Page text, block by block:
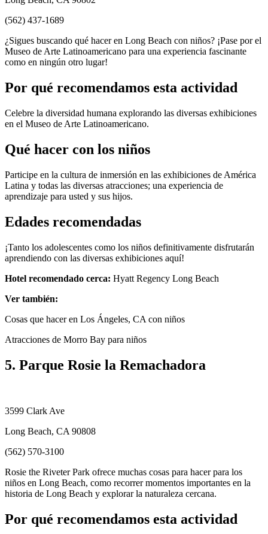
(562) 437-1689
¿Sigues buscando qué hacer en Long Beach con niños? ¡Pase por el
Museo de Arte Latinoamericano para una experiencia fascinante
como en ningún otro lugar!
Por qué recomendamos esta actividad
Celebre la diversidad humana explorando las diversas exhibiciones
en el Museo de Arte Latinoamericano.
Qué hacer con los niños
Participe en la cultura de inmersión en las exhibiciones de América
Latina y todas las diversas atracciones; una experiencia de
aprendizaje para usted y sus hijos.
Edades recomendadas
¡Tanto los adolescentes como los niños definitivamente disfrutarán
aprendiendo con las diversas exhibiciones aquí!
Hotel recomendado cerca: Hyatt Regency Long Beach
Ver también:
Cosas que hacer en Los Ángeles, CA con niños
Atracciones de Morro Bay para niños
5. Parque Rosie la Remachadora
3599 Clark Ave
Long Beach, CA 90808
(562) 570-3100
Rosie the Riveter Park ofrece muchas cosas para hacer para los
niños en Long Beach, como recorrer momentos importantes en la
historia de Long Beach y explorar la naturaleza cercana.
Por qué recomendamos esta actividad